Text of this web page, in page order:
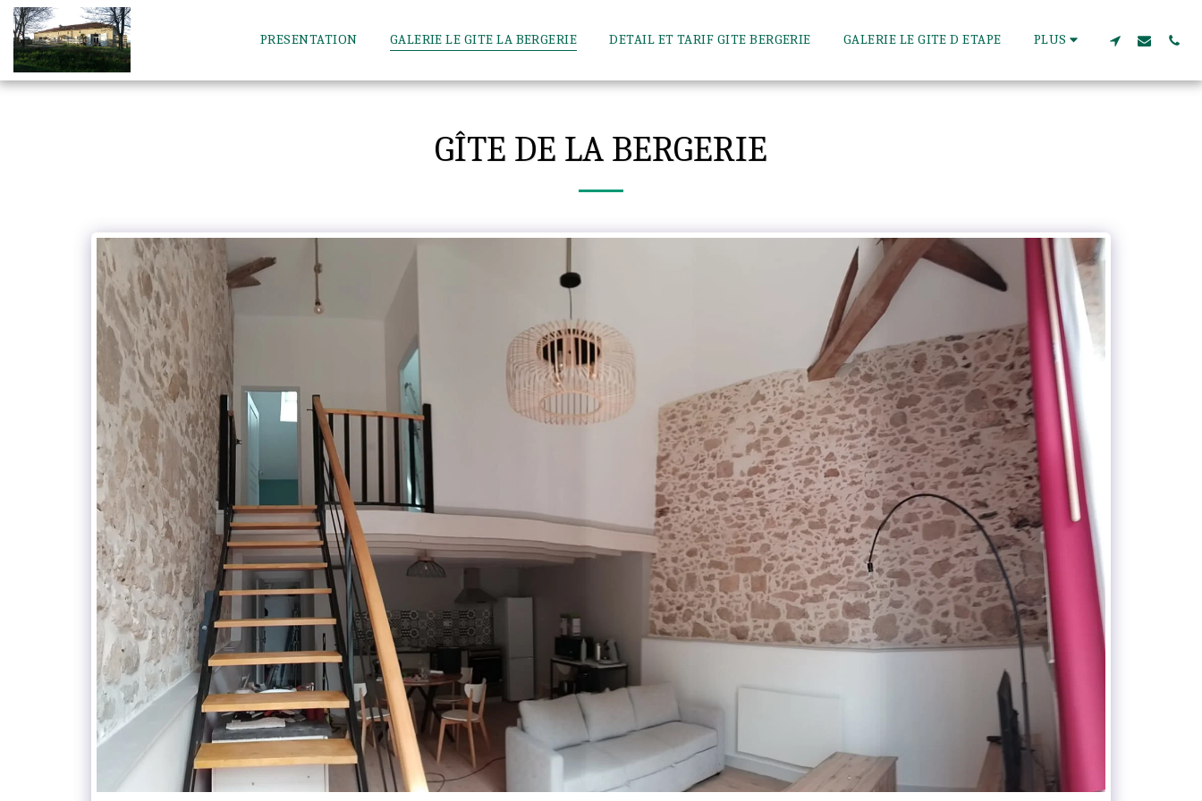
PRESENTATION GALERIE LE GITE LA BERGERIE DETAIL ET TARIF GITE BERGERIE GALERIE LE GITE D ETAPE PLUS
GÎTE DE LA BERGERIE